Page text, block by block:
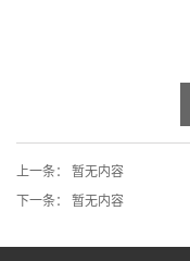
上一条：
暂无内容
下一条：
暂无内容